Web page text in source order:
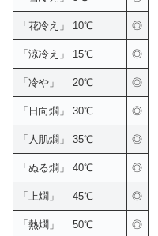
「花冷え」 10℃ ◎
「涼冷え」 15℃ ◎
「冷や」 20℃ ◎
「日向燗」 30℃ ◎
「人肌燗」 35℃ ◎
「ぬる燗」 40℃ ◎
「上燗」 45℃ ◎
「熱燗」 50℃ ◎